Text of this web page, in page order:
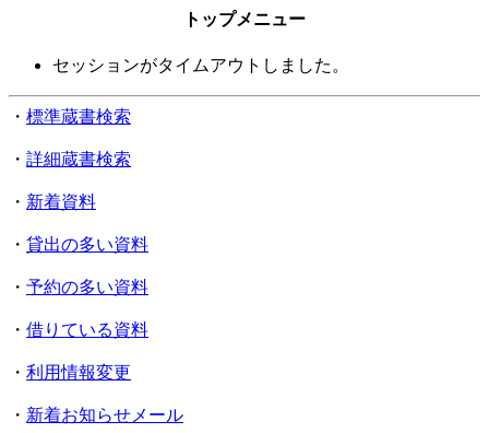
トップメニュー
セッションがタイムアウトしました。
・ 標準蔵書検索
・ 詳細蔵書検索
・ 新着資料
・ 貸出の多い資料
・ 予約の多い資料
・ 借りている資料
・ 利用情報変更
・ 新着お知らせメール